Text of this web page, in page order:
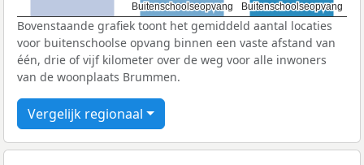
Buitenschoolseopvang
Buitenschoolseopvang
Buitenschoolseopvang
Buitenschoolseopvang
Bovenstaande grafiek toont het gemiddeld aantal locaties
voor buitenschoolse opvang binnen een vaste afstand van
één, drie of vijf kilometer over de weg voor alle inwoners
van de woonplaats Brummen.
Vergelijk regionaal